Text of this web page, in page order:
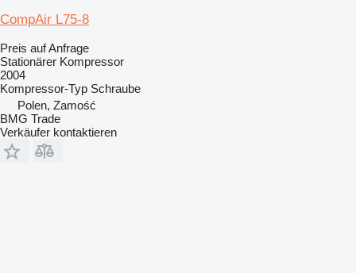
CompAir L75-8
Preis auf Anfrage
Stationärer Kompressor
2004
Kompressor-Typ Schraube
Polen, Zamość
BMG Trade
Verkäufer kontaktieren